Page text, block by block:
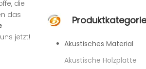
die
das
jetzt!
Produktkategorie
Akustisches Material
Akustische Holzplatte